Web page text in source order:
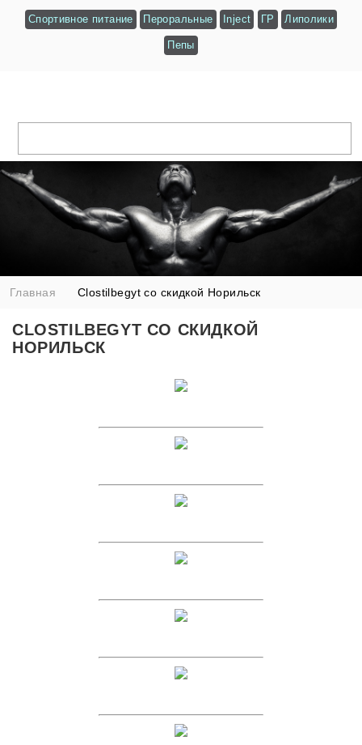
Спортивное питание Пероральные Inject ГР Липолики
Пепы
Главная Clostilbegyt со скидкой Норильск
CLOSTILBEGYT СО СКИДКОЙ
НОРИЛЬСК